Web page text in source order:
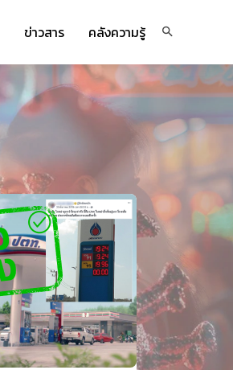
ข่าวสาร คลังความรู้